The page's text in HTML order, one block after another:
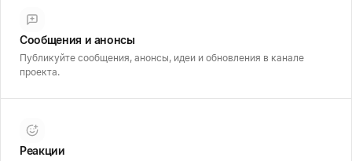
Сообщения и анонсы
Публикуйте сообщения, анонсы, идеи и обновления в канале
проекта.
Реакции